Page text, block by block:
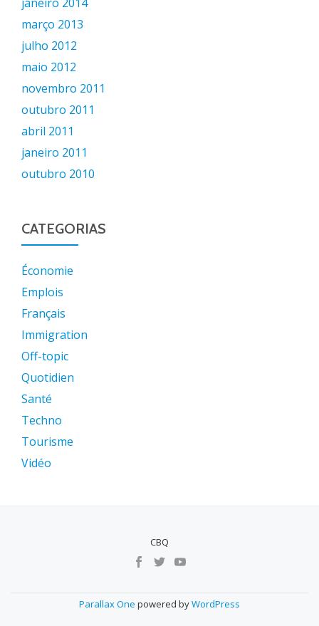
março 2013
julho 2012
maio 2012
novembro 2011
outubro 2011
abril 2011
janeiro 2011
outubro 2010
CATEGORIAS
Économie
Emplois
Français
Immigration
Off-topic
Quotidien
Santé
Techno
Tourisme
Vidéo
CBQ
Parallax One powered byWordPress